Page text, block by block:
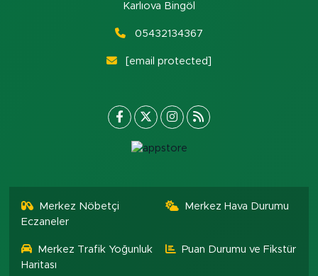
Karlıova Bingöl
05432134367
[email protected]
Merkez Nöbetçi
Eczaneler
Merkez Hava Durumu
Merkez Trafik Yoğunluk
Haritası
Puan Durumu ve Fikstür